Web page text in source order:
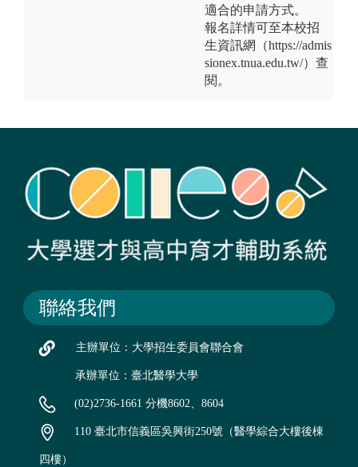
適合的申請方式。
報名詳情可至本校招
生資訊網（https://admis
sionex.tnua.edu.tw/）查
閱。
聯絡我們
主辦單位：大學招生委員會聯合會
承辦單位：臺北醫學大學
(02)2736-1661 分機8602、8604
110 臺北市信義區吳興街250號（醫學綜合大樓後棟
四樓）